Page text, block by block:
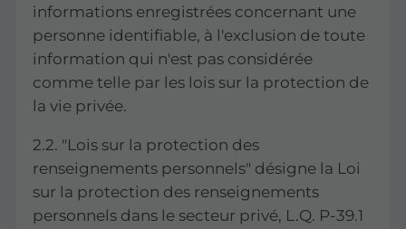
informations enregistrées concernant une
personne identifiable, à l'exclusion de toute
information qui n'est pas considérée
comme telle par les lois sur la protection de
la vie privée.
2.2. "Lois sur la protection des
renseignements personnels" désigne la Loi
sur la protection des renseignements
personnels dans le secteur privé, L.Q. P-39.1